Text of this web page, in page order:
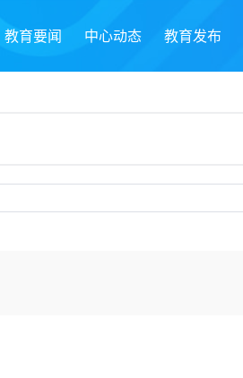
教育要闻 中心动态 教育发布